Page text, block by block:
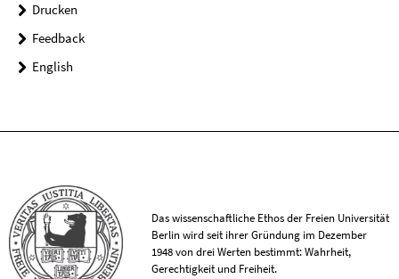
Drucken
Feedback
English
Das wissenschaftliche Ethos der Freien Universität
Berlin wird seit ihrer Gründung im Dezember
1948 von drei Werten bestimmt: Wahrheit,
Gerechtigkeit und Freiheit.